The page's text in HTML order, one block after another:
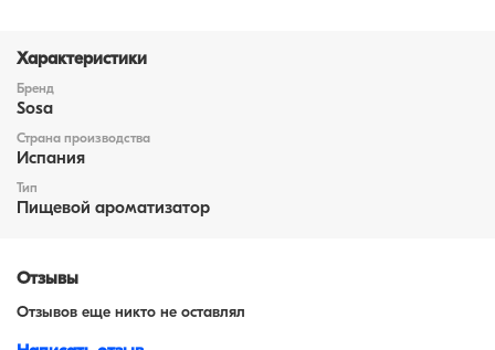
Характеристики
Бренд
Sosa
Страна производства
Испания
Тип
Пищевой ароматизатор
Отзывы
Отзывов еще никто не оставлял